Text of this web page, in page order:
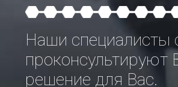
Наши специалисты
проконсультируют
решение для Вас.